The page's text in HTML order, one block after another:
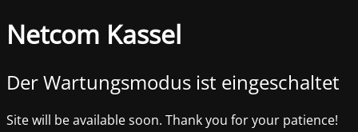
Netcom Kassel
Der Wartungsmodus ist eingeschaltet
Site will be available soon. Thank you for your patience!